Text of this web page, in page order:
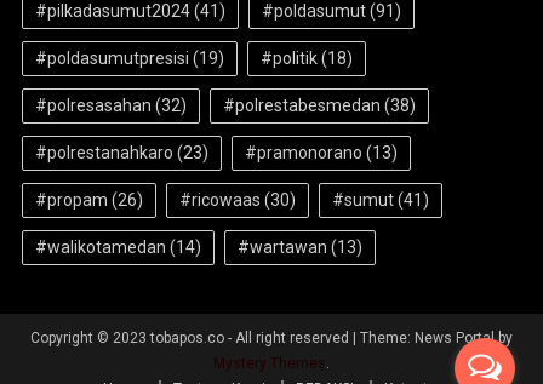
#pilkadasumut2024(41) #poldasumut(91)
#poldasumutpresisi (19) #politik(18)
#polresasahan (32) #polrestabesmedan (38)
#polrestanahkaro (23) #pramonorano (13)
#propam (26) #ricowaas (30) #sumut(41)
#walikotamedan (14) #wartawan (13)
Copyright © 2023 tobapos.co - All right reserved
Theme: News Portal by
Mystery Themes .